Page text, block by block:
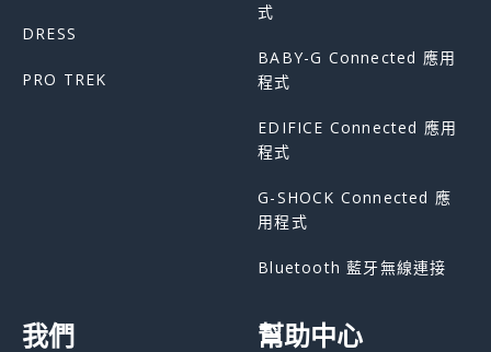
DRESS
PRO TREK
式
BABY-G Connected 應用
程式
EDIFICE Connected 應用
程式
G-SHOCK Connected 應
用程式
Bluetooth 藍牙無線連接
我們 幫助中心